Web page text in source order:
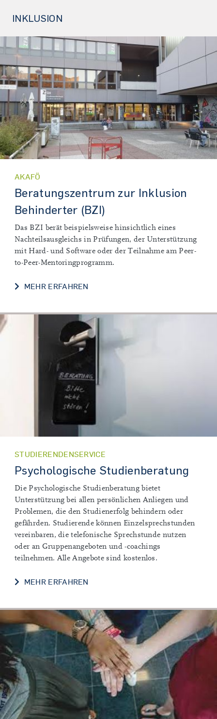
INKLUSION
AKAFÖ
Beratungszentrum zur Inklusion
Behinderter (BZI)
Das BZI berät beispielsweise hinsichtlich eines
Nachteilsausgleichs in Prüfungen, der Unterstützung
mit Hard- und Software oder der Teilnahme am Peer-
to-Peer-Mentoringprogramm.
MEHR ERFAHREN
STUDIERENDENSERVICE
Psychologische Studienberatung
Die Psychologische Studienberatung bietet
Unterstützung bei allen persönlichen Anliegen und
Problemen, die den Studienerfolg behindern oder
gefährden. Studierende können Einzelsprechstunden
vereinbaren, die telefonische Sprechstunde nutzen
oder an Gruppenangeboten und -coachings
teilnehmen. Alle Angebote sind kostenlos.
MEHR ERFAHREN